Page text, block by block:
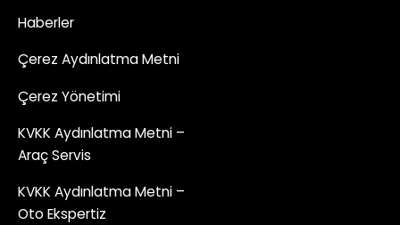
Haberler
Çerez Aydınlatma Metni
Çerez Yönetimi
KVKK Aydınlatma Metni –
Araç Servis
KVKK Aydınlatma Metni –
Oto Ekspertiz